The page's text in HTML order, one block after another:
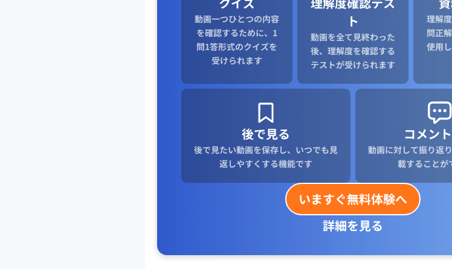
動画一つひとつの内容
を確認するために、1
問1答形式のクイズを
受けられます
ト
動画を全て見終わった
後、理解度を確認する
テストが受けられます
理解
問正
使用
後で見る
後で見たい動画を保存し、いつでも見
返しやすくする機能です
コメン
動画に対して振り返
載することが
いますぐ無料体験へ
詳細を見る